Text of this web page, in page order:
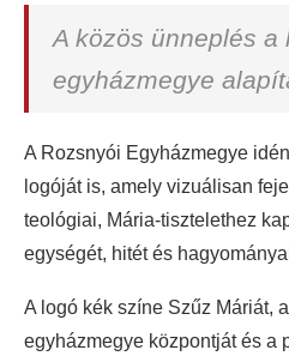
A közös ünneplés
egyházmegye
A Rozsnyói Egyházmegye
logóját is, amely vizuálisan
teológiai, Mária-tisztelethez
egységét, hitét és
A logó kék színe Szűz Máriát,
egyházmegye központját és a